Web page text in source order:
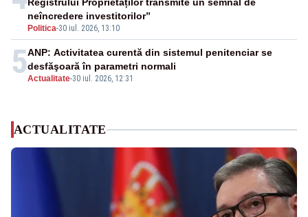
Politica-30 iul. 2026, 13:10
neîncredere investitorilor”
5Actualitate-30 iul. 2026, 12:31
ANP: Activitatea curentă din sistemul penitenciar se
desfăşoară în parametri normali
ACTUALITATE